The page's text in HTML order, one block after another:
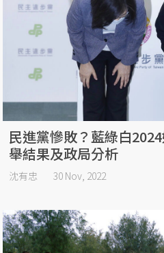
民進黨慘敗？藍綠白
舉結果及政局分析
沈有忠 30 Nov, 2022